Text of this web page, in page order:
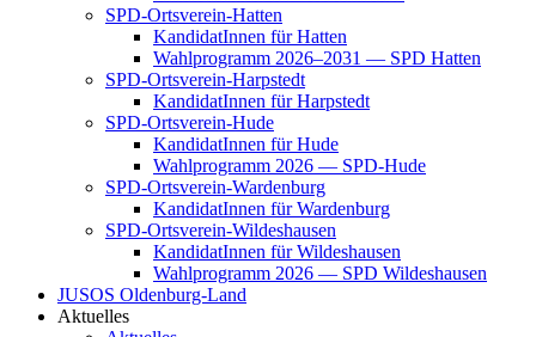
SPD-Orts­­ver­­ein-Hat­­ten
Kan­di­da­tIn­nen für Hat­ten
Wahl­pro­gramm 2026–2031 — SPD Hat­ten
SPD-Orts­­ver­­ein-Har­p­s­tedt
Kan­di­da­tIn­nen für Harp­s­tedt
SPD-Orts­­ver­­ein-Hude
Kan­di­da­tIn­nen für Hude
Wahl­pro­gramm 2026 — SPD-Hude
SPD-Orts­­ver­­ein-War­­den­­burg
Kan­di­da­tIn­nen für War­den­burg
SPD-Orts­­ver­­ein-Wil­­des­hau­­sen
Kan­di­da­tIn­nen für Wil­des­hau­sen
Wahl­pro­gramm 2026 — SPD Wil­des­hau­sen
JUSOS Olden­­burg-Land
Aktu­el­les